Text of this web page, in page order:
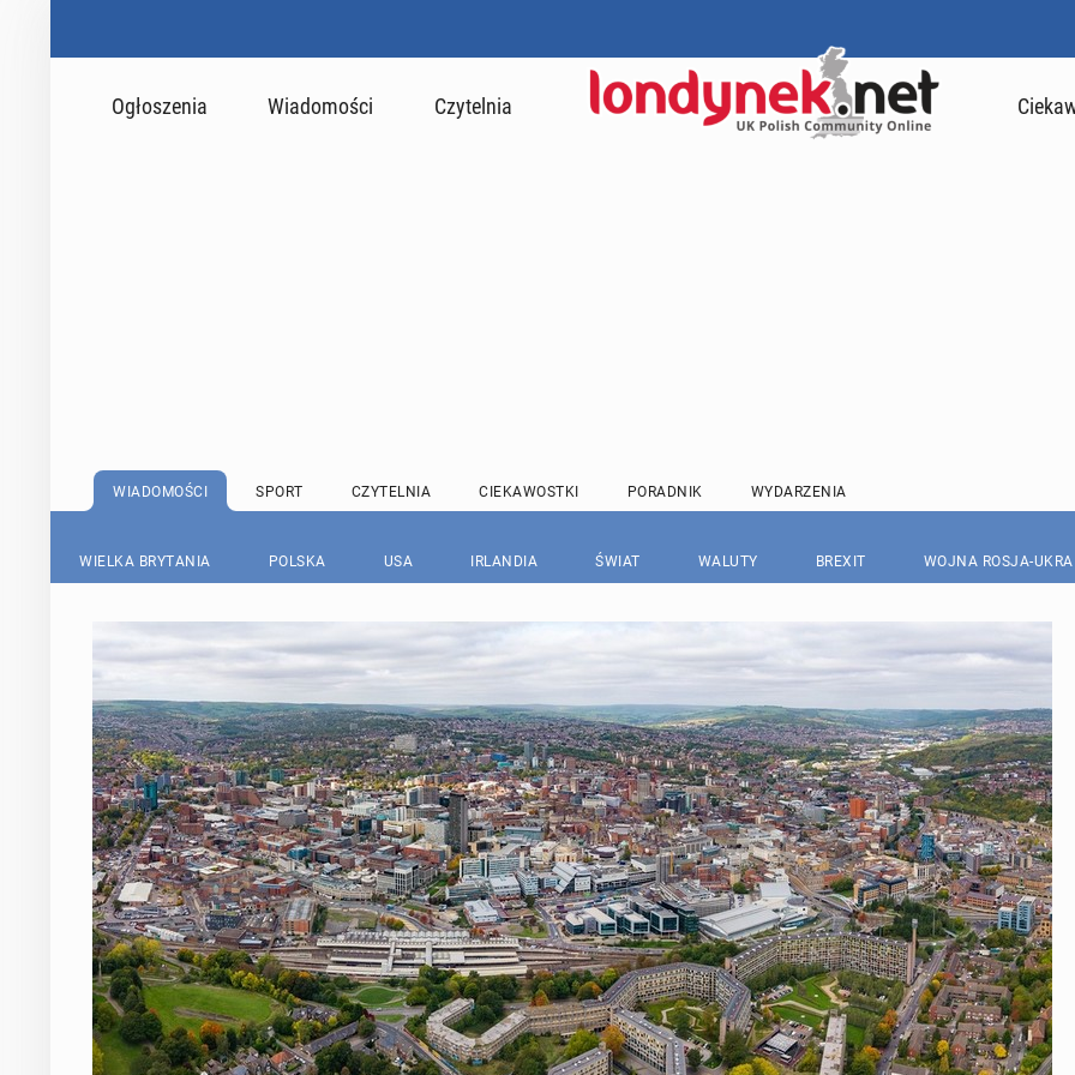
Ogłoszenia Wiadomości Czytelnia
WIADOMOŚCI SPORT CZYTELNIA CIEKAWOSTKI PORADNIK WYDARZENIA
WIELKA BRYTANIA POLSKA USA IRLANDIA ŚWIAT WALUTY BREXIT WOJNA ROSJA-